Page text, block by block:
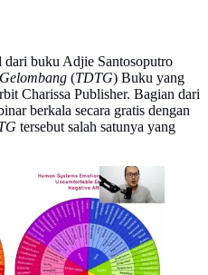
dari buku Adjie Santosoputro
(TDTG) Buku yang
Charissa Publisher. Bagian dari
berkala secara gratis dengan
tersebut salah satunya yang